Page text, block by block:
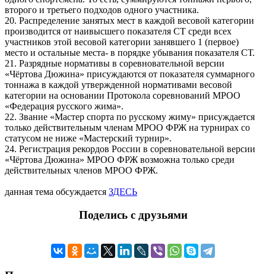
второго и третьего подходов одного участника.
20. Распределение занятых мест в каждой весовой категории
производится от наивысшего показателя СТ среди всех
участников этой весовой категории занявшего 1 (первое)
место и остальные места- в порядке убывания показателя СТ.
21. Разрядные нормативы в соревновательной версии
«Чёртова Дюжина» присуждаются от показателя суммарного
тоннажа в каждой утвержденной нормативами весовой
категории на основании Протокола соревнований МРОО
«Федерация русского жима».
22. Звание «Мастер спорта по русскому жиму» присуждается
только действительным членам МРОО ФРЖ на турнирах со
статусом не ниже «Мастерский турнир».
24. Регистрация рекордов России в соревновательной версии
«Чёртова Дюжина» МРОО ФРЖ возможна только среди
действительных членов МРОО ФРЖ.
данная тема обсуждается ЗДЕСЬ
Поделись с друзьями